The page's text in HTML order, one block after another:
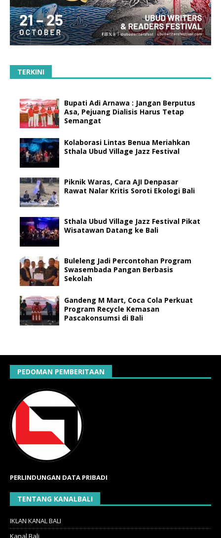
TERKINI
Bupati Adi Arnawa : Jangan Berputus
Asa, Pejuang Dialisis Harus Tetap
Semangat
Kolaborasi Lintas Benua Meriahkan
Sthala Ubud Village Jazz Festival
Piknik Waras, Cara AJI Denpasar
Rawat Nalar Kritis Soroti Ekologi Bali
Sthala Ubud Village Jazz Festival Pikat
Wisatawan Datang ke Bali
Buleleng Jadi Percontohan Program
Swasembada Pangan Berbasis
Sekolah
Gandeng M Mart, Coca Cola Perkuat
Program Recycle Kemasan
Pascakonsumsi di Bali
PEDOMAN PEMBERITAAN
PERLINDUNGAN DATA PRIBADI
TENTANG KANALBALI
IKLAN KANAL BALI
Kanal Bali